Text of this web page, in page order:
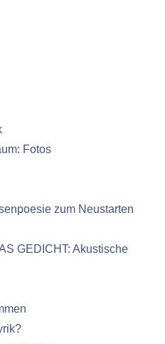
Fotos
zum Neustarten
GEDICHT: Akustische